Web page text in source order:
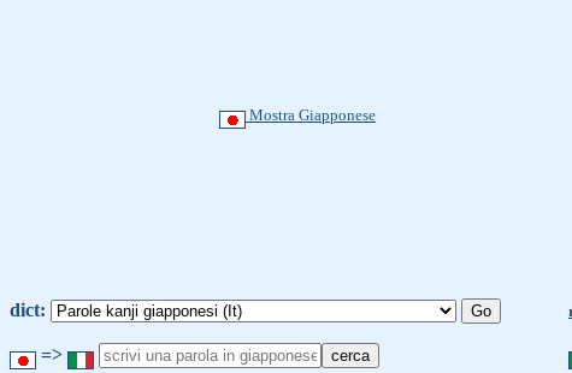
Mostra Giapponese
dict:
=>